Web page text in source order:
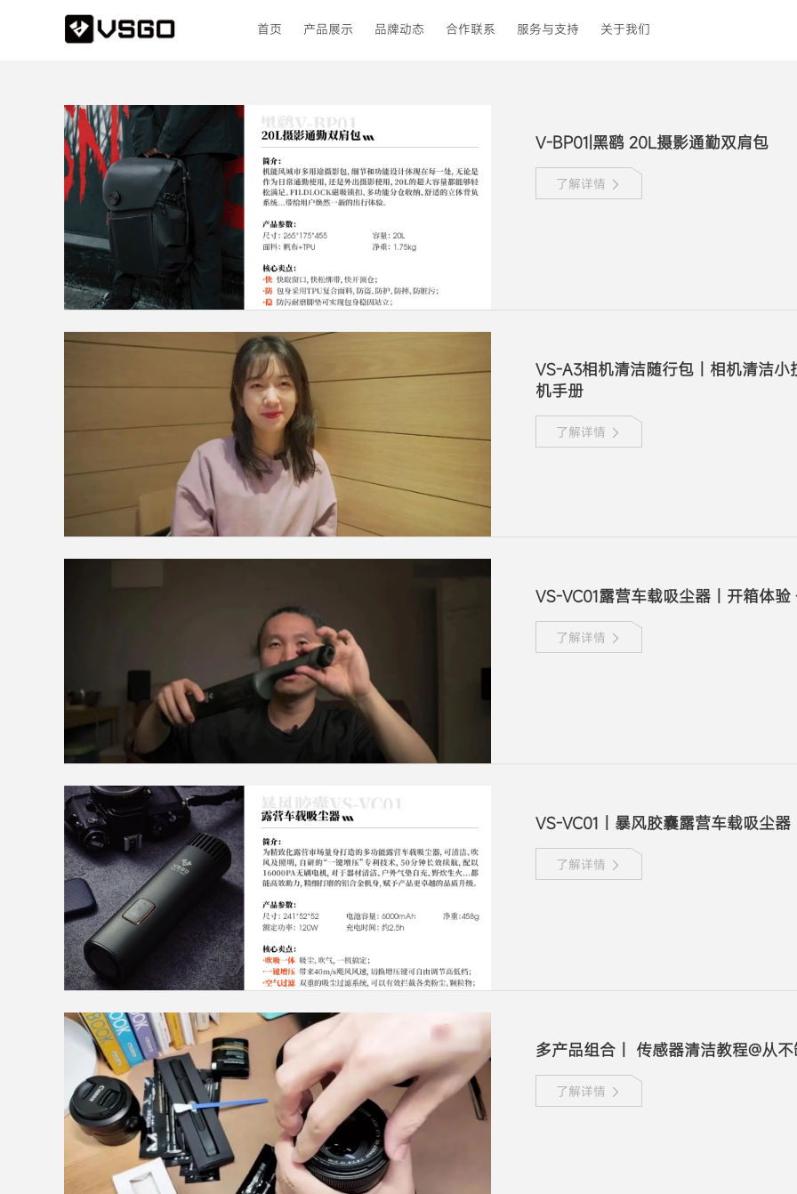
首页
产品展示
光学清洁
品牌动态
合作联系
服务与支持
关于我们
联系我们
V-BP01|黑鹞 20L摄影通勤双肩包
了解详情
VS-A3相机清洁随行包丨相机清洁小
机手册
了解详情
VS-VC01露营车载吸尘器丨开箱体验
了解详情
VS-VC01丨暴风胶囊露营车载吸尘器
了解详情
多产品组合丨 传感器清洁教程@从
了解详情